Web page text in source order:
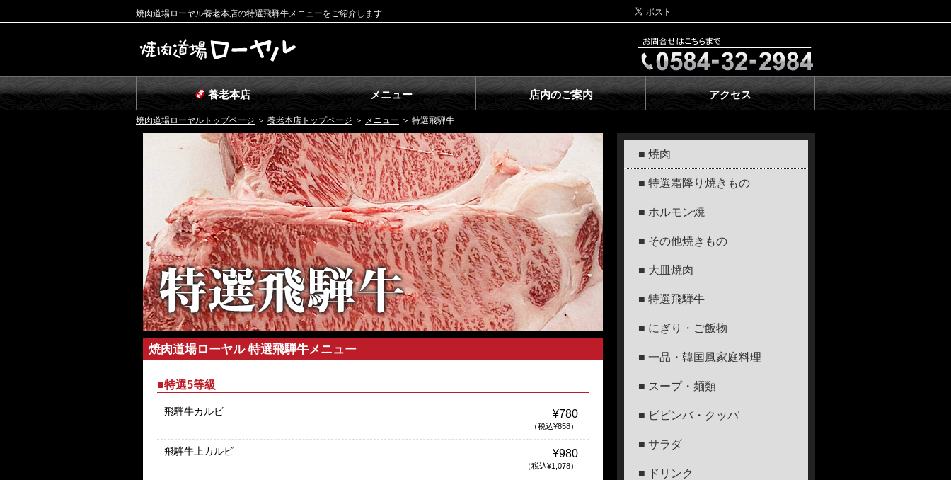
焼肉道場ローヤル養老本店の特選飛騨牛メニューをご紹介します
養老本店 メニュー 店内のご案内 アクセス
焼肉道場ローヤルトップページ ＞ 養老本店トップページ ＞ メニュー ＞ 特選飛騨牛
焼肉道場ローヤル 特選飛騨牛メニュー
■特選5等級
飛騨牛カルビ ¥780
（税込¥858）
飛騨牛上カルビ ¥980
（税込¥1,078）
■ 焼肉
■ 特選霜降り焼きもの
■ ホルモン焼
■ その他焼きもの
■ 大皿焼肉
■ 特選飛騨牛
■ にぎり・ご飯物
■ 一品・韓国風家庭料理
■ スープ・麺類
■ ビビンバ・クッパ
■ サラダ
■ ドリンク